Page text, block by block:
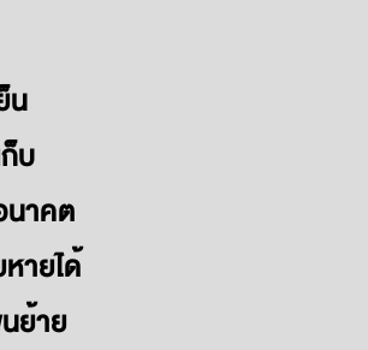
น
บ
นาคต
ายได้
ย้าย